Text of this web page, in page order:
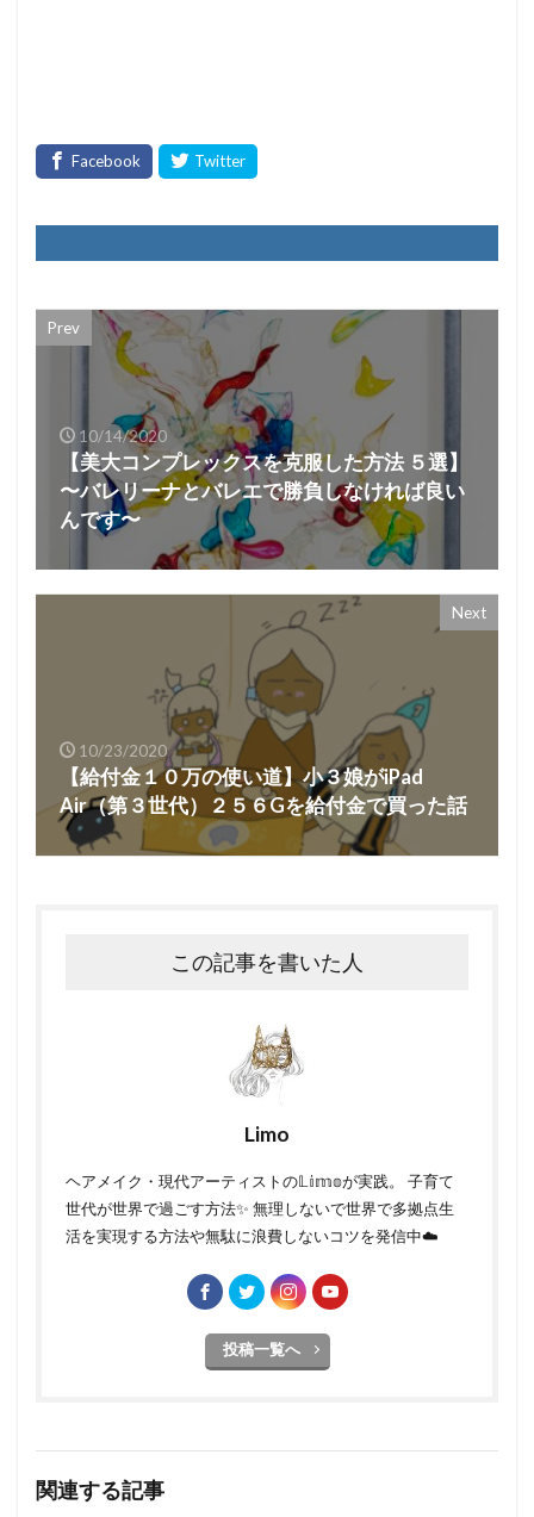
Prev
10/14/2020
【美大コンプレックスを克服した方法 ５選】
〜バレリーナとバレエで勝負しなければ良い
んです〜
Next
10/23/2020
【給付金１０万の使い道】小３娘がiPad
Air（第３世代）２５６Gを給付金で買った話
この記事を書いた人
Limo
ヘアメイク・現代アーティストの𝕃𝕚𝕞𝕠が実践。 子育て
世代が世界で過ごす方法✨ 無理しないで世界で多拠点生
活を実現する方法や無駄に浪費しないコツを発信中☁️
投稿一覧へ
関連する記事